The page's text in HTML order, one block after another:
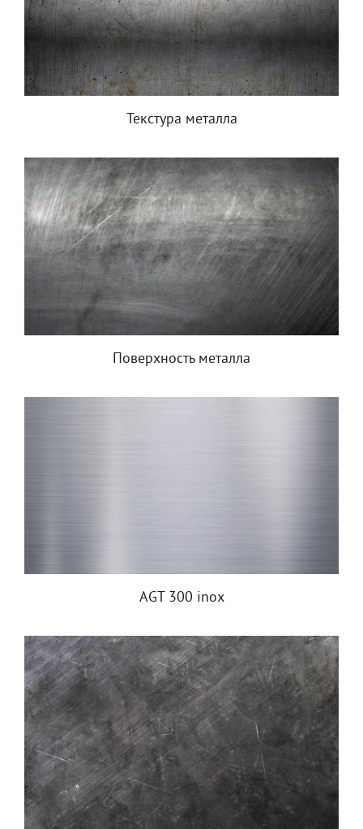
Текстура металла
Поверхность металла
AGT 300 inox